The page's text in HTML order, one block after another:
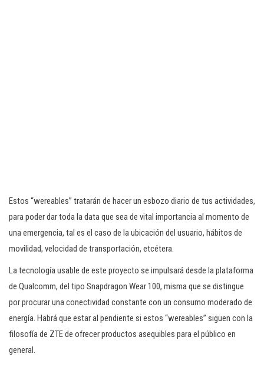
Estos “wereables” tratarán de hacer un esbozo diario de tus actividades,
para poder dar toda la data que sea de vital importancia al momento de
una emergencia, tal es el caso de la ubicación del usuario, hábitos de
movilidad, velocidad de transportación, etcétera.
La tecnología usable de este proyecto se impulsará desde la plataforma
de Qualcomm, del tipo Snapdragon Wear 100, misma que se distingue
por procurar una conectividad constante con un consumo moderado de
energía. Habrá que estar al pendiente si estos “wereables” siguen con la
filosofía de ZTE de ofrecer productos asequibles para el público en
general.